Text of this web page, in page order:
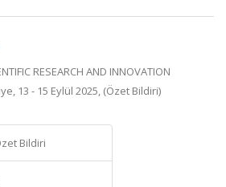
RESEARCH AND INNOVATION
13 - 15 Eylül 2025, (Özet Bildiri)
Bildiri